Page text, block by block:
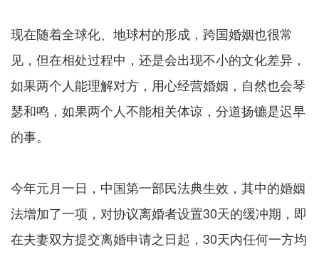
现在随着全球化、地球村的形成，跨国婚姻也很常
见，但在相处过程中，还是会出现不小的文化差异，
如果两个人能理解对方，用心经营婚姻，自然也会琴
瑟和鸣，如果两个人不能相关体谅，分道扬镳是迟早
的事。
今年元月一日，中国第一部民法典生效，其中的婚姻
法增加了一项，对协议离婚者设置30天的缓冲期，即
在夫妻双方提交离婚申请之日起，30天内任何一方均